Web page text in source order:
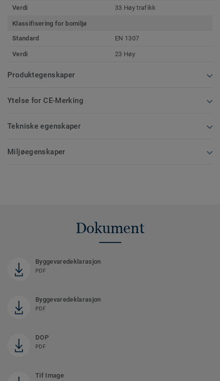
Verdi 33 Høy trafikk
Klassifisering for bomiljø
Standard
EN 1307
Verdi 23 Høy
Produktegenskaper
Ytelse for CE-Merking
Tekniske egenskaper
Miljøegenskaper
Dokument
Byggevaredeklarasjon
PDF
Byggevaredeklarasjon
PDF
DOP
PDF
Tif Image